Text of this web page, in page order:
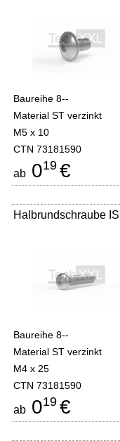
Baureihe 8--
Material ST verzinkt
M5 x 10
CTN 73181590
ab 019 €
Halbrundschraube
Baureihe 8--
Material ST verzinkt
M4 x 25
CTN 73181590
ab 019 €